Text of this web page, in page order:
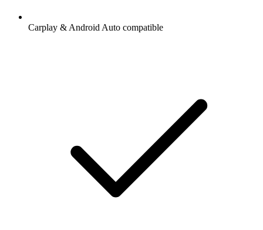
Carplay & Android Auto compatible